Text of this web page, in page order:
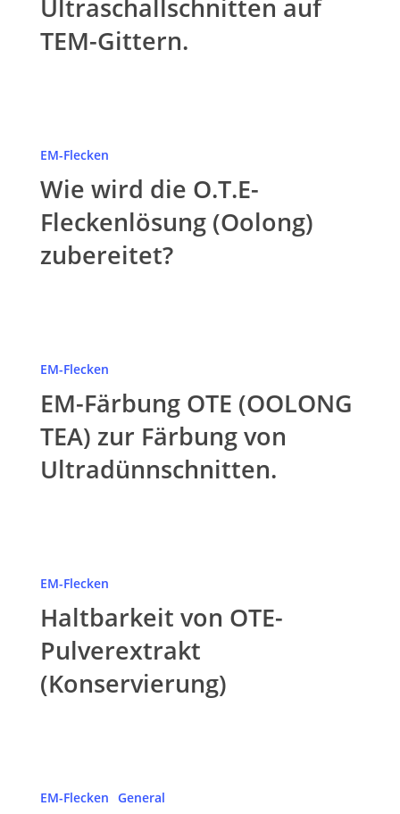
Ultraschallschnitten
auf
TEM-
Ultraschallschnitten auf
TEM-Gittern.
die
O.T.E-
Fleckenlösung
(Oolong)
zubereitet?
EM-Flecken
Wie wird die O.T.E-
Fleckenlösung (Oolong)
zubereitet?
OTE
(OOLONG
Färbung
EM-Flecken
EM-Färbung OTE (OOLONG
TEA) zur Färbung von
Ultradünnschnitten.
OTE-
Pulverextrakt
(Konservierung)
EM-Flecken
Haltbarkeit von OTE-
Pulverextrakt
(Konservierung)
EM-Flecken General